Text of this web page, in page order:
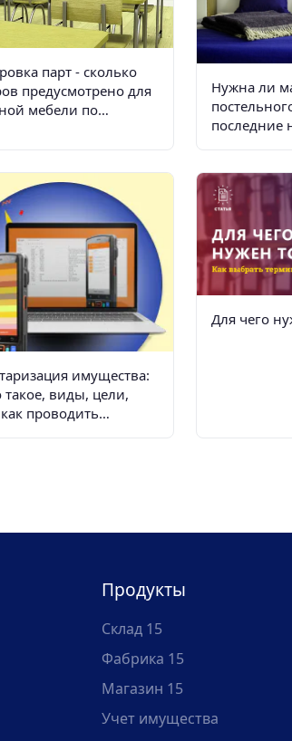
парт - сколько
предусмотрено для
мебели по
Нужна ли
последние
имущества:
такое, виды, цели,
проводить
Для чего
Продукты
Склад 15
Фабрика 15
Магазин 15
Учет имущества